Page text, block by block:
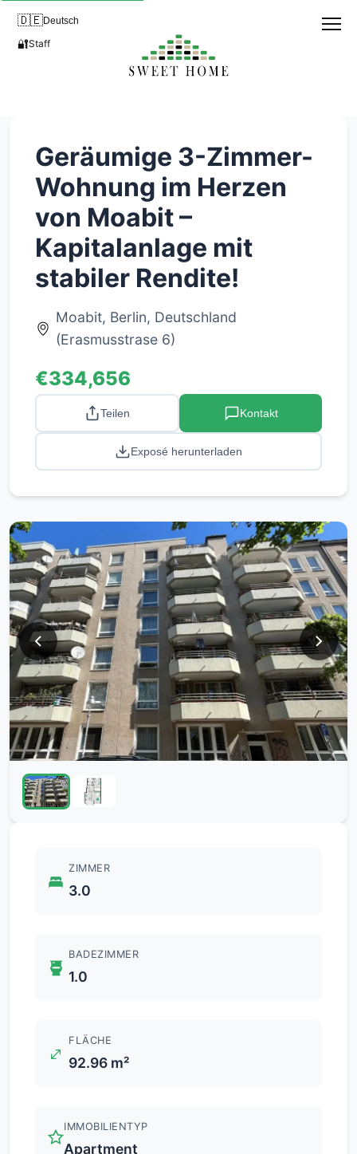
🇩🇪Deutsch
🔐Staff
Geräumige 3-Zimmer-
Wohnung im Herzen
von Moabit –
Kapitalanlage mit
stabiler Rendite!
Moabit, Berlin, Deutschland
(Erasmusstrase 6)
€334,656
Teilen Kontakt
Exposé herunterladen
ZIMMER
3.0
BADEZIMMER
1.0
FLÄCHE
92.96 m²
IMMOBILIENTYP
Apartment